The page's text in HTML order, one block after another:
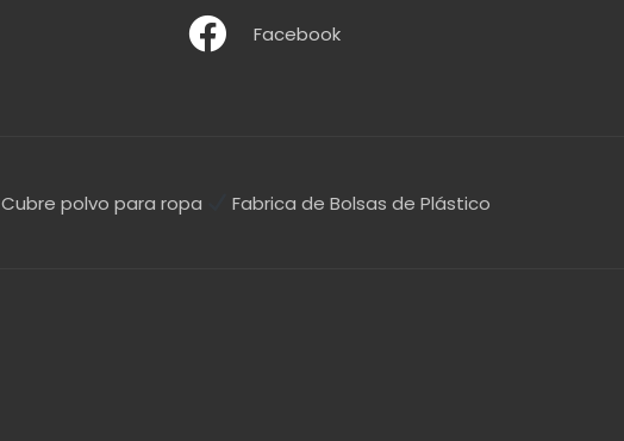
Facebook
Cubre polvo para ropa Fabrica de Bolsas de Plástico